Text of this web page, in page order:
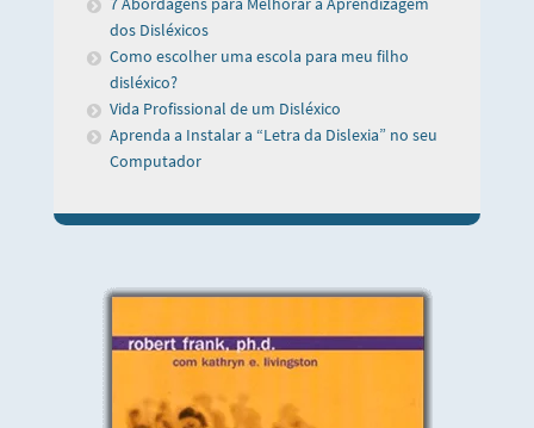
dos Disléxicos
Como escolher uma escola para meu filho
disléxico?
Vida Profissional de um Disléxico
Aprenda a Instalar a “Letra da Dislexia” no seu
Computador